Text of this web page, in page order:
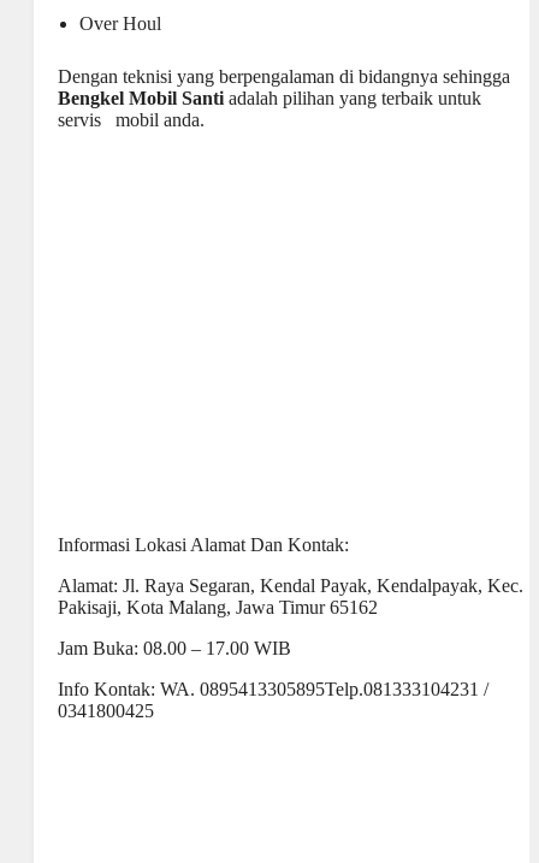
Over Houl
Dengan teknisi yang berpengalaman di bidangnya sehingga
Bengkel Mobil Santi adalah pilihan yang terbaik untuk
servis mobil anda.
Informasi Lokasi Alamat Dan Kontak:
Alamat: Jl. Raya Segaran, Kendal Payak, Kendalpayak, Kec.
Pakisaji, Kota Malang, Jawa Timur 65162
Jam Buka: 08.00 – 17.00 WIB
Info Kontak: WA. 0895413305895Telp.081333104231 /
0341800425